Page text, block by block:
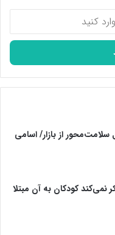
نمی‌کند کودکان به آن مبتلا